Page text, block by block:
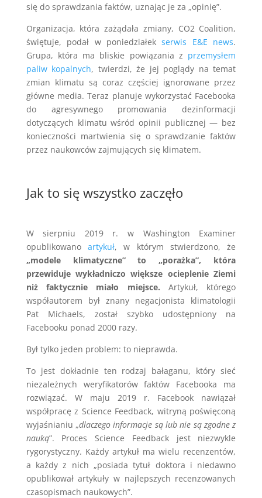
się do sprawdzania faktów, uznając je za „opinię”.
Organizacja, która zażądała zmiany, CO2 Coalition,
świętuje, podał w poniedziałekserwis E&E news.
Grupa, która ma bliskie powiązania z przemysłem
paliw kopalnych, twierdzi, że jej poglądy na temat
zmian klimatu są coraz częściej ignorowane przez
główne media. Teraz planuje wykorzystać Facebooka
do agresywnego promowania dezinformacji
dotyczących klimatu wśród opinii publicznej — bez
konieczności martwienia się o sprawdzanie faktów
przez naukowców zajmujących się klimatem.
Jak to się wszystko zaczęło
W sierpniu 2019 r. w Washington Examiner
opublikowanoartykuł, w którym stwierdzono, że
„modele klimatyczne” to „porażka”, która
przewiduje wykładniczo większe ocieplenie Ziemi
niż faktycznie miało miejsce. Artykuł, którego
współautorem był znany negacjonista klimatologii
Pat Michaels, został szybko udostępniony na
Facebooku ponad 2000 razy.
Był tylko jeden problem: to nieprawda.
To jest dokładnie ten rodzaj bałaganu, który sieć
niezależnych weryfikatorów faktów Facebooka ma
rozwiązać. W maju 2019 r. Facebook nawiązał
współpracę z Science Feedback, witryną poświęconą
wyjaśnianiu „dlaczego informacje są lub nie są zgodne z
nauką”. Proces Science Feedback jest niezwykle
rygorystyczny. Każdy artykuł ma wielu recenzentów,
a każdy z nich „posiada tytuł doktora i niedawno
opublikował artykuły w najlepszych recenzowanych
czasopismach naukowych”.